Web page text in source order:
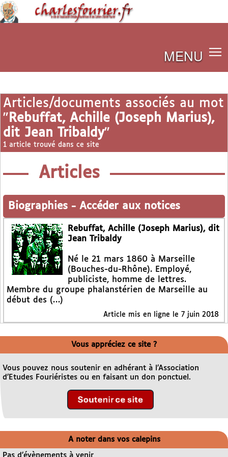
MENU
Articles/documents associés au mot
" Rebuffat, Achille (Joseph Marius),
dit Jean Tribaldy"
1 article trouvé dans ce site
Articles
Biographies - Accéder aux notices
Rebuffat, Achille (Joseph Marius), dit
Jean Tribaldy
Né le 21 mars 1860 à Marseille
(Bouches-du-Rhône). Employé,
publiciste, homme de lettres.
Membre du groupe phalanstérien de Marseille au
début des (…)
Article mis en ligne le 7 juin 2018
Vous appréciez ce site ?
Vous pouvez nous soutenir en adhérant à l’Association
d’Etudes Fouriéristes ou en faisant un don ponctuel.
A noter dans vos calepins
Pas d’évènements à venir